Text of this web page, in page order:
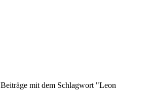
Beiträge mit dem Schlagwort "Leon